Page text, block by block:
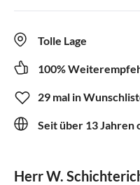
Tolle Lage
100%
29 mal in
Seit über 13 Jahren
Herr W.